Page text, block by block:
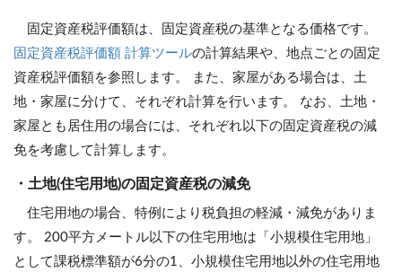
固定資産税評価額は、固定資産税の基準となる価格です。
固定資産税評価額 計算ツールの計算結果や、地点ごとの固定
資産税評価額を参照します。 また、家屋がある場合は、土
地・家屋に分けて、それぞれ計算を行います。 なお、土地・
家屋とも居住用の場合には、それぞれ以下の固定資産税の減
免を考慮して計算します。
・土地(住宅用地)の固定資産税の減免
住宅用地の場合、特例により税負担の軽減・減免がありま
す。 200平方メートル以下の住宅用地は「小規模住宅用地」
として課税標準額が6分の1、小規模住宅用地以外の住宅用地